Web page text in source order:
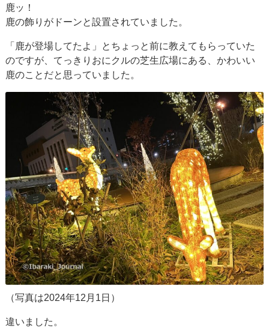
鹿ッ！
鹿の飾りがドーンと設置されていました。
「鹿が登場してたよ」とちょっと前に教えてもらっていた
のですが、てっきりおにクルの芝生広場にある、かわいい
鹿のことだと思っていました。
（写真は2024年12月1日）
違いました。